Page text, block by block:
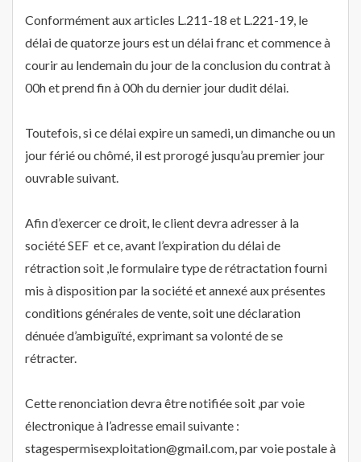
Conformément aux articles L.211-18 et L.221-19, le
délai de quatorze jours est un délai franc et commence à
courir au lendemain du jour de la conclusion du contrat à
00h et prend fin à 00h du dernier jour dudit délai.
Toutefois, si ce délai expire un samedi, un dimanche ou un
jour férié ou chômé, il est prorogé jusqu’au premier jour
ouvrable suivant.
Afin d’exercer ce droit, le client devra adresser à la
société SEF et ce, avant l’expiration du délai de
rétraction soit ,le formulaire type de rétractation fourni
mis à disposition par la société et annexé aux présentes
conditions générales de vente, soit une déclaration
dénuée d’ambiguïté, exprimant sa volonté de se
rétracter.
Cette renonciation devra être notifiée soit ,par voie
électronique à l’adresse email suivante :
stagespermisexploitation@gmail.com, par voie postale à